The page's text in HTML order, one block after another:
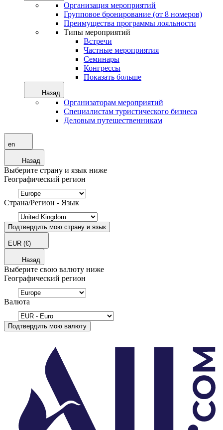
Организация мероприятий
Групповое бронирование (от 8 номеров)
Преимущества программы лояльности
Типы мероприятий
Встречи
Частные мероприятия
Семинары
Конгрессы
Показать больше
Назад
Организаторам мероприятий
Специалистам туристического бизнеса
Деловым путешественникам
en
Назад
Выберите страну и язык ниже
Географический регион
Страна/Регион - Язык
Подтвердить мою страну и язык
EUR (€)
Назад
Выберите свою валюту ниже
Географический регион
Валюта
Подтвердить мою валюту